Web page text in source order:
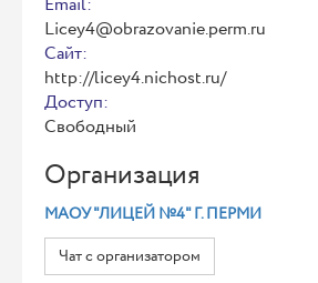
Email:
Licey4@obrazovanie.perm.ru
Сайт:
http://licey4.nichost.ru/
Доступ:
Свободный
Организация
МАОУ "ЛИЦЕЙ №4" Г. ПЕРМИ
Чат с организатором